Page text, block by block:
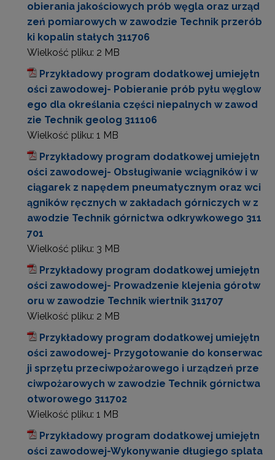
obierania jakościowych prób węgla oraz urząd
zeń pomiarowych w zawodzie Technik przerób
ki kopalin stałych 311706
Wielkość pliku: 2 MB
Przykładowy program dodatkowej umiejętn
ości zawodowej- Pobieranie prób pyłu węglow
ego dla określania części niepalnych w zawod
zie Technik geolog 311106
Wielkość pliku: 1 MB
Przykładowy program dodatkowej umiejętn
ości zawodowej- Obsługiwanie wciągników i w
ciągarek z napędem pneumatycznym oraz wci
ągników ręcznych w zakładach górniczych w z
awodzie Technik górnictwa odkrywkowego 311
701
Wielkość pliku: 3 MB
Przykładowy program dodatkowej umiejętn
ości zawodowej- Prowadzenie klejenia górotw
oru w zawodzie Technik wiertnik 311707
Wielkość pliku: 2 MB
Przykładowy program dodatkowej umiejętn
ości zawodowej- Przygotowanie do konserwac
ji sprzętu przeciwpożarowego i urządzeń prze
ciwpożarowych w zawodzie Technik górnictwa
otworowego 311702
Wielkość pliku: 1 MB
Przykładowy program dodatkowej umiejętn
ości zawodowej-Wykonywanie długiego splata